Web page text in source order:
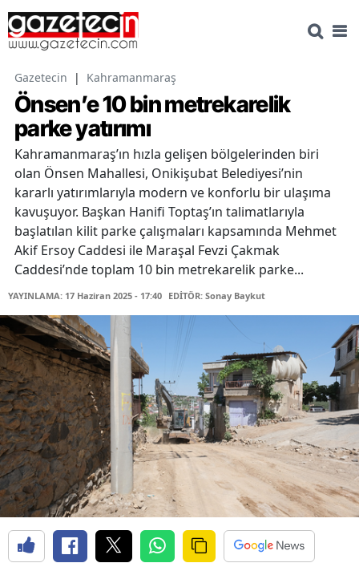
Gazetecin | Kahramanmaraş
Önsen’e 10 bin metrekarelik
parke yatırımı
Kahramanmaraş’ın hızla gelişen bölgelerinden biri
olan Önsen Mahallesi, Onikişubat Belediyesi’nin
kararlı yatırımlarıyla modern ve konforlu bir ulaşıma
kavuşuyor. Başkan Hanifi Toptaş’ın talimatlarıyla
başlatılan kilit parke çalışmaları kapsamında Mehmet
Akif Ersoy Caddesi ile Maraşal Fevzi Çakmak
Caddesi’nde toplam 10 bin metrekarelik parke...
YAYINLAMA: 17 Haziran 2025 - 17:40 EDİTÖR: Sonay Baykut